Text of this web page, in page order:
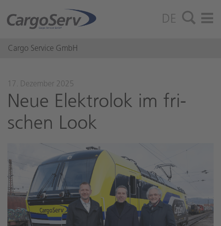
DE
Cargo Service GmbH
17. Dezember 2025
Neue Elek­tro­lok im fri­
schen Look